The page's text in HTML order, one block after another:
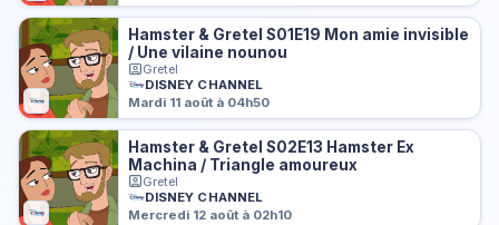
Hamster & Gretel S01E19 Mon amie invisible
/ Une vilaine nounou
Gretel
DISNEY CHANNEL
Mardi 11 août à 04h50
Hamster & Gretel S02E13 Hamster Ex
Machina / Triangle amoureux
Gretel
DISNEY CHANNEL
Mercredi 12 août à 02h10